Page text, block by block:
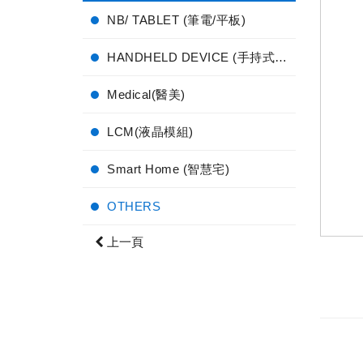
NB/ TABLET (筆電/平板)
HANDHELD DEVICE (手持式電子產品)
Medical(醫美)
LCM(液晶模組)
Smart Home (智慧宅)
OTHERS
上一頁